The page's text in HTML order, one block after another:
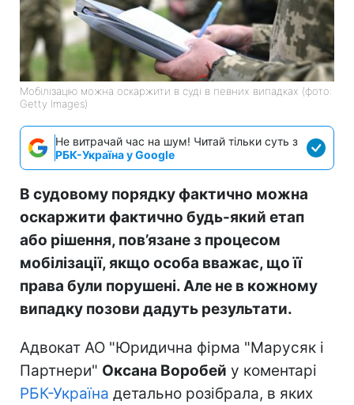
Мобілізацію можна оскаржити в суді в певних випадках (фото:
Getty Images)
Не витрачай час на шум! Читай тільки суть з
РБК-Україна у Google
В судовому порядку фактично можна
оскаржити фактично будь-який етап
або рішення, пов’язане з процесом
мобілізації, якщо особа вважає, що її
права були порушені. Але не в кожному
випадку позови дадуть результати.
Адвокат АО "Юридична фірма "Марусяк і
Партнери" Оксана Воробей у коментарі
РБК-Україна детально розібрала, в яких